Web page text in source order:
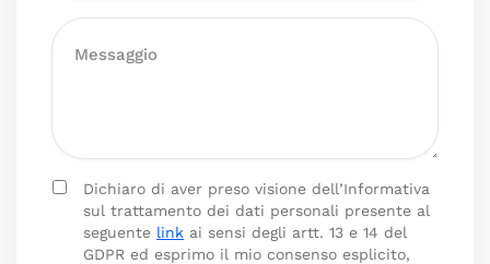
Dichiaro di aver preso visione dell’Informativa
sul trattamento dei dati personali presente al
seguente link ai sensi degli artt. 13 e 14 del
GDPR ed esprimo il mio consenso esplicito,